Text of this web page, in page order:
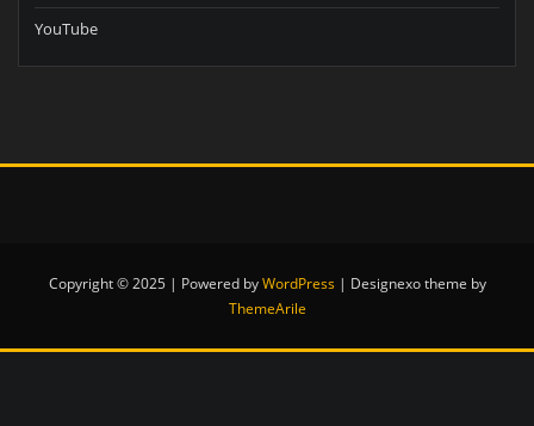
YouTube
Copyright © 2025 | Powered byWordPress | Designexo theme by
ThemeArile